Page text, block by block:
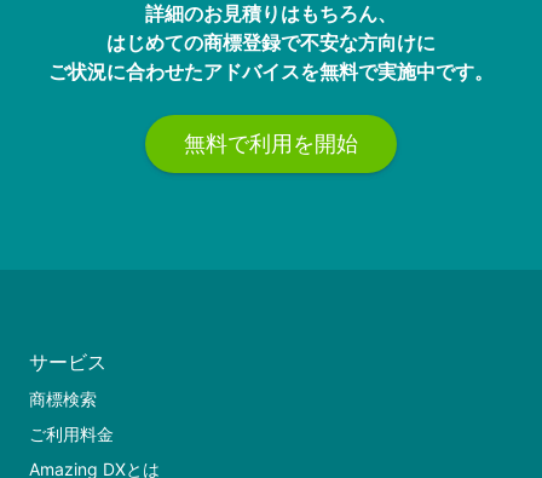
詳細のお見積りはもちろん、
はじめての商標登録で不安な方向けに
ご状況に合わせたアドバイスを無料で実施中です。
無料で利用を開始
サービス
商標検索
ご利用料金
Amazing DXとは